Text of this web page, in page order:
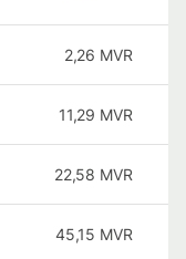
2,26 MVR
11,29 MVR
22,58 MVR
45,15 MVR